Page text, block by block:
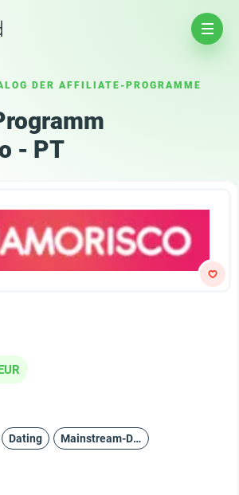
DER AFFILIATE-PROGRAMME
- PT
Dating Mainstream-Dating